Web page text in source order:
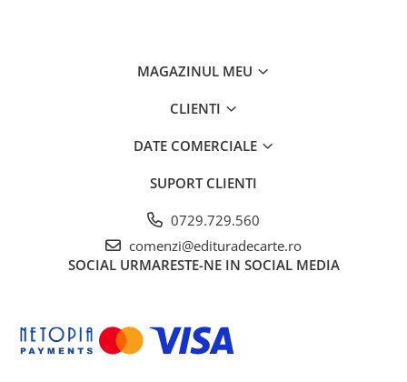
MAGAZINUL MEU
CLIENTI
DATE COMERCIALE
SUPORT CLIENTI
0729.729.560
comenzi@edituradecarte.ro
SOCIAL URMARESTE-NE IN SOCIAL MEDIA